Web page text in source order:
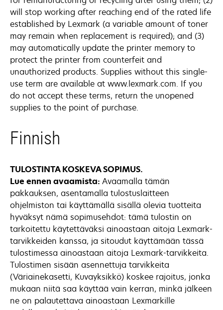
will stop working after reaching end of the rated life
established by Lexmark (a variable amount of toner
may remain when replacement is required); and (3)
may automatically update the printer memory to
protect the printer from counterfeit and
unauthorized products. Supplies without this single-
use term are available at www.lexmark.com. If you
do not accept these terms, return the unopened
supplies to the point of purchase.
Finnish
TULOSTINTA KOSKEVA SOPIMUS.
Lue ennen avaamista: Avaamalla tämän
pakkauksen, asentamalla tulostuslaitteen
ohjelmiston tai käyttämällä sisällä olevia tuotteita
hyväksyt nämä sopimusehdot: tämä tulostin on
tarkoitettu käytettäväksi ainoastaan aitoja Lexmark-
tarvikkeiden kanssa, ja sitoudut käyttämään tässä
tulostimessa ainoastaan aitoja Lexmark-tarvikkeita.
Tulostimen sisään asennettuja tarvikkeita
(Väriainekasetti, Kuvayksikkö) koskee rajoitus, jonka
mukaan niitä saa käyttää vain kerran, minkä jälkeen
ne on palautettava ainoastaan Lexmarkille